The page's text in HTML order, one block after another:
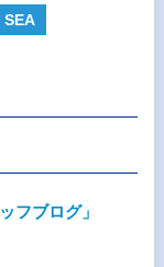
SEA
フブログ」